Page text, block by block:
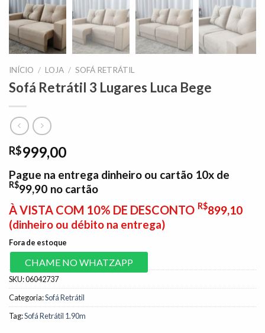
INÍCIO / LOJA / SOFÁ RETRÁTIL
Sofá Retrátil 3 Lugares Luca Bege
R$999,00
Pague na entrega dinheiro ou cartão 10x de
R$99,90 no cartão
À VISTA COM 10% DE DESCONTO R$899,10
(dinheiro ou débito na entrega)
Fora de estoque
CHAME NO WHATZAPP
SKU:06042737
Categoria:Sofá Retrátil
Tag:Sofá Retrátil 1.90m